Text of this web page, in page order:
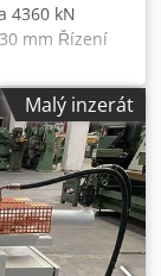
4360 kN
mm Řízení
kN Rychlost
max. 90
výkon
x 2,1 x 3,1 m
uzavírací
zařízením
Malý inzerát